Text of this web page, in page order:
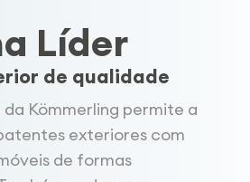
Líder
de qualidade
da Kömmerling permite a
exteriores com
de formas